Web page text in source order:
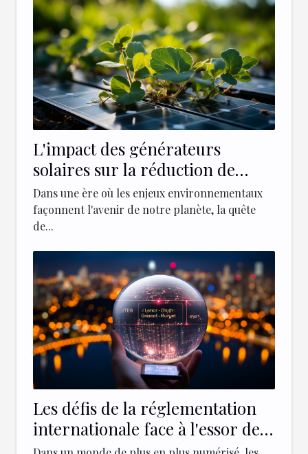
L'impact des générateurs
solaires sur la réduction de
l'empreinte carbone
Dans une ère où les enjeux environnementaux
façonnent l'avenir de notre planète, la quête
de...
Les défis de la réglementation
internationale face à l'essor des
chatbots comme ChatGPT 4